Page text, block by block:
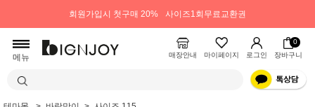
회원가입시 첫구매 20% 사이즈1회무료교환권
메뉴 매장안내 마이페이지 로그인
0
장바구니